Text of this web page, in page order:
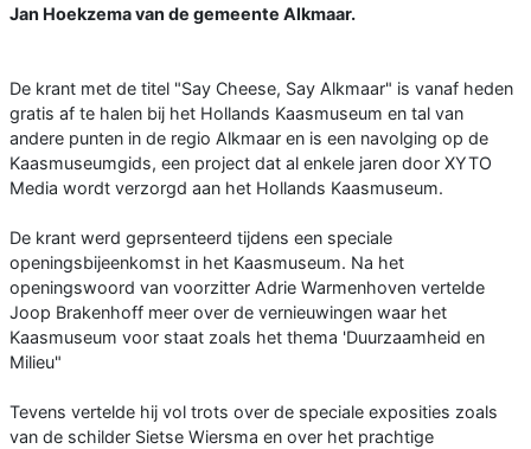
Jan Hoekzema van de gemeente Alkmaar.
De krant met de titel "Say Cheese, Say Alkmaar" is vanaf heden
gratis af te halen bij het Hollands Kaasmuseum en tal van
andere punten in de regio Alkmaar en is een navolging op de
Kaasmuseumgids, een project dat al enkele jaren door XYTO
Media wordt verzorgd aan het Hollands Kaasmuseum.
De krant werd geprsenteerd tijdens een speciale
openingsbijeenkomst in het Kaasmuseum. Na het
openingswoord van voorzitter Adrie Warmenhoven vertelde
Joop Brakenhoff meer over de vernieuwingen waar het
Kaasmuseum voor staat zoals het thema 'Duurzaamheid en
Milieu"
Tevens vertelde hij vol trots over de speciale exposities zoals
van de schilder Sietse Wiersma en over het prachtige